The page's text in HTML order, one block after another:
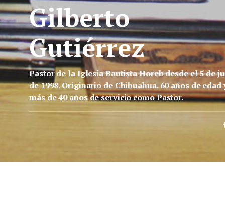
Gilberto
Gutiérrez
Pastor de la Iglesia Bautista Horeb desde el 5 de
de 1998. Originario de Chihuahua. 60 años de edad
más de 40 años de servicio como Pastor.